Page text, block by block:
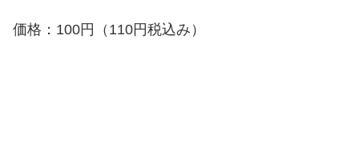
価格：100円（110円税込み）